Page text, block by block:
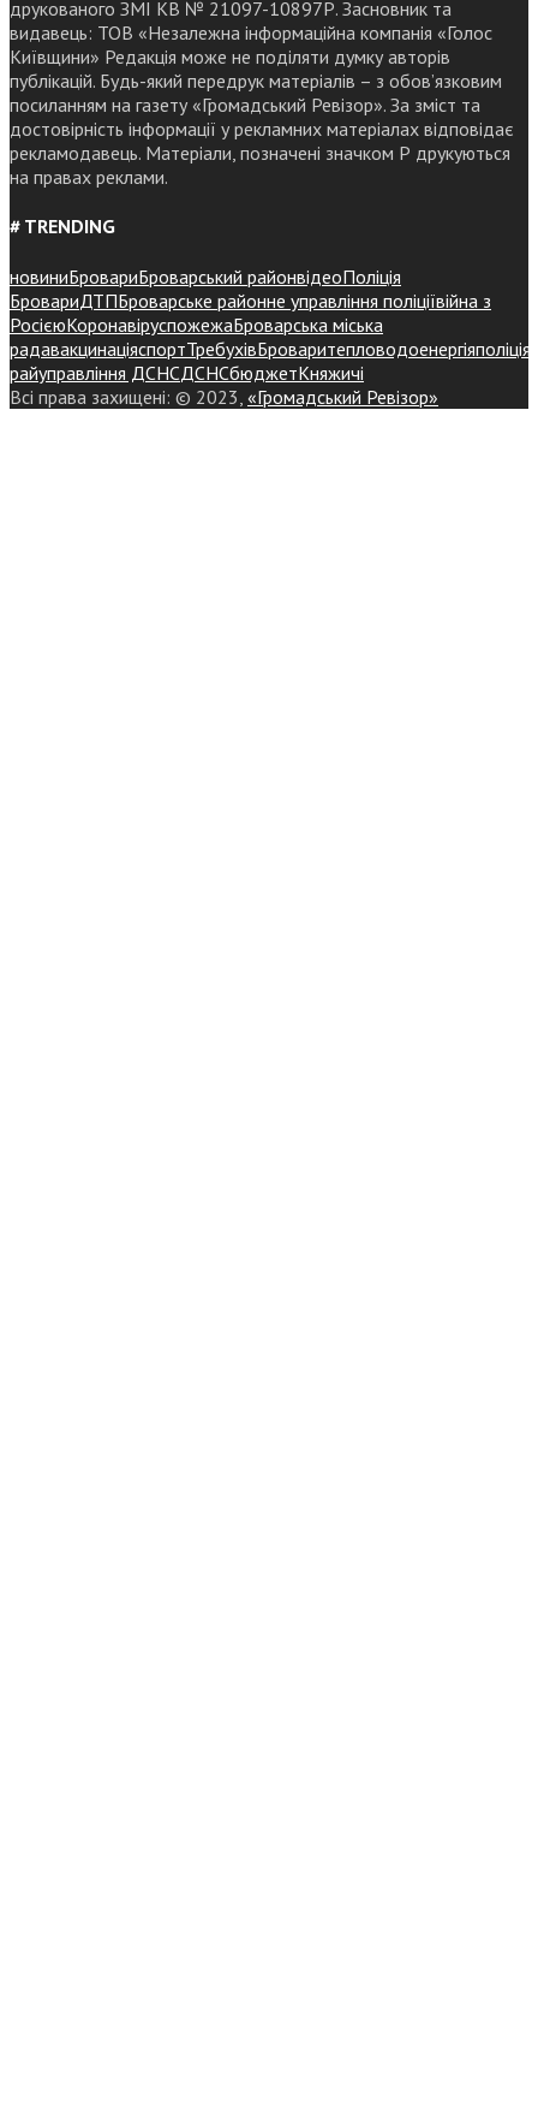
друкованого ЗМІ КВ № 21097-10897Р. Засновник та
видавець: ТОВ «Незалежна інформаційна компанія «Голос
Київщини» Редакція може не поділяти думку авторів
публікацій. Будь-який передрук матеріалів – з обов’язковим
посиланням на газету «Громадський Ревізор». За зміст та
достовірність інформації у рекламних матеріалах відповідає
рекламодавець. Матеріали, позначені значком Р друкуються
на правах реклами.
# TRENDING
новиниБровариБроварський районвідеоПоліція
БровариДТПБроварське районне управління поліціївійна з
РосієюКоронавіруспожежаБроварська міська
радавакцинаціяспортТребухівБроваритепловодоенергіяполіція
райуправління ДСНСДСНСбюджетКняжичі
Всі права захищені: © 2023, «Громадський Ревізор»